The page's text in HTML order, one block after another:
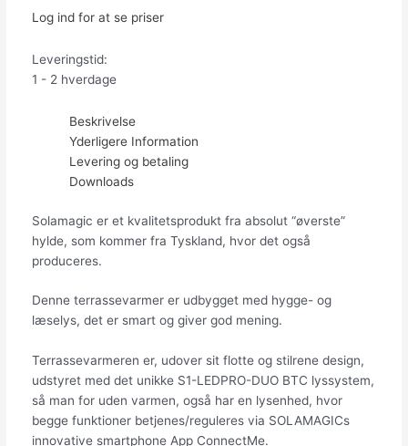
Log ind for at se priser
Leveringstid:
1 - 2 hverdage
Beskrivelse
Yderligere Information
Levering og betaling
Downloads
Solamagic er et kvalitetsprodukt fra absolut “øverste”
hylde, som kommer fra Tyskland, hvor det også
produceres.
Denne terrassevarmer er udbygget med hygge- og
læselys, det er smart og giver god mening.
Terrassevarmeren er, udover sit flotte og stilrene design,
udstyret med det unikke S1-LEDPRO-DUO BTC lyssystem,
så man for uden varmen, også har en lysenhed, hvor
begge funktioner betjenes/reguleres via SOLAMAGICs
innovative smartphone App ConnectMe.